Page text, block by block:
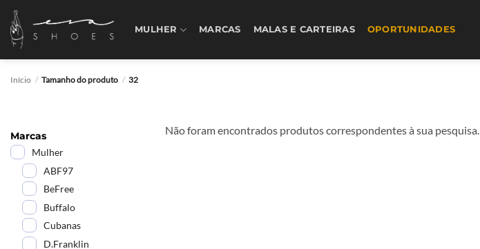
Skip
content
MULHER MARCAS MALAS E CARTEIRAS OPORTUNIDADES
Início / Tamanho do produto / 32
Marcas
Mulher
ABF97
BeFree
Buffalo
Cubanas
D.Franklin
Não foram encontrados produtos correspondentes à sua pesquisa.